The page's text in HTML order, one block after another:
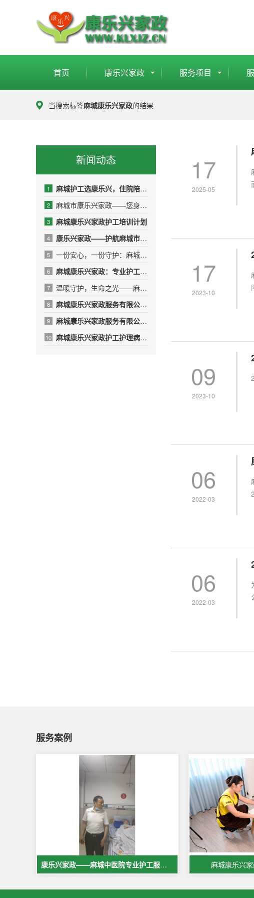
首页 康乐兴家政 服务项目
当搜索标签麻城康乐兴家政的结果
新闻动态
1 麻城护工选康乐兴，住院陪护少操心
2 麻城市康乐兴家政——您身边的品质生活管家
3 麻城康乐兴家政护工培训计划
4 康乐兴家政——护航麻城市人民医院，传递温暖与专业
5 一份安心，一份守护：麻城康乐兴家政，用专业与爱心呵护受伤的T
6 麻城康乐兴家政：专业护工，守护健康，让爱无微不至
7 温暖守护，生命之光——麻城康乐兴护工团队的10名“红衣天使”
8 麻城康乐兴家政服务有限公司——用专业与温暖守护生命之光
9 ​麻城康乐兴家政服务有限公司年终绩效总结报告
10 麻城康乐兴家政护工护理病人的日常
17
2025-05
17
2023-10
09
2023-10
06
2022-03
06
2022-03
服务案例
康乐兴家政——麻城中医院专业护工服务，让爱与专业同行 麻城康乐兴